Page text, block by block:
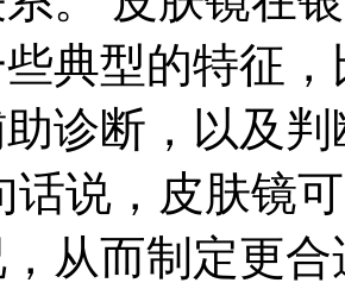
典型的特征
诊断，以及
话说，皮肤镜
从而制定更